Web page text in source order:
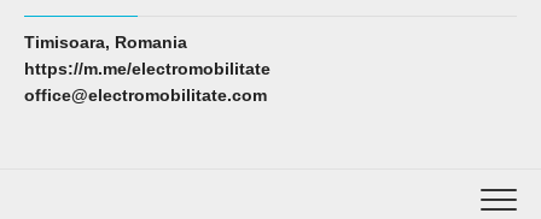
Timisoara, Romania
https://m.me/electromobilitate
office@electromobilitate.com